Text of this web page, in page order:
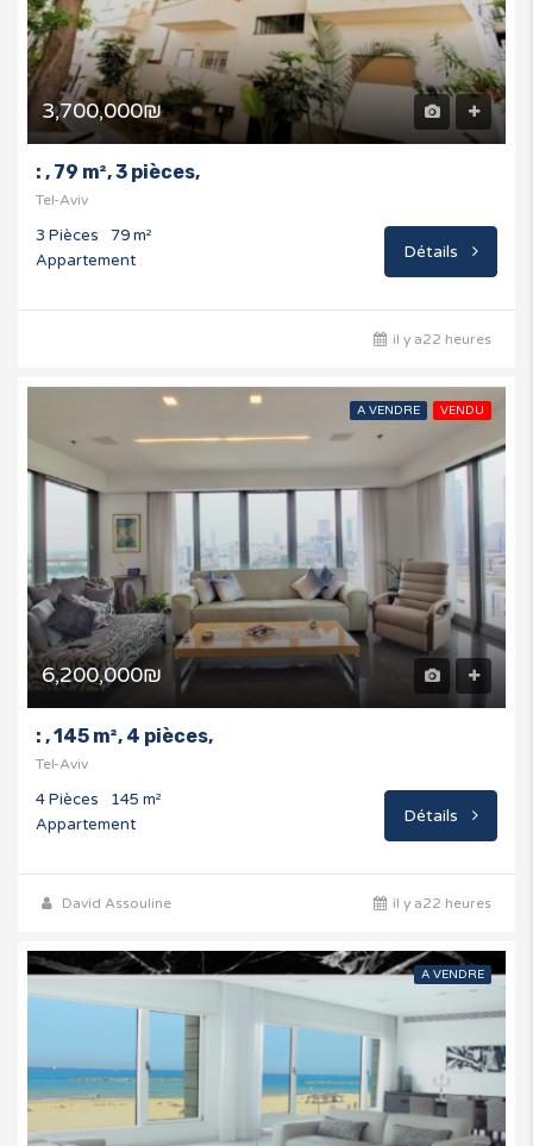
3,700,000₪
: , 79 m², 3 pièces,
Tel-Aviv
3 Pièces
79 m²
Appartement
Détails
il y a22 heures
A VENDRE VENDU
6,200,000₪
: , 145 m², 4 pièces,
Tel-Aviv
4 Pièces
145 m²
Appartement
Détails
David Assouline il y a22 heures
A VENDRE